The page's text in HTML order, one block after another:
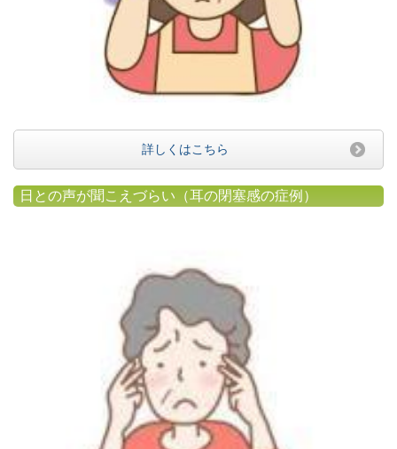
詳しくはこちら
日との声が聞こえづらい（耳の閉塞感の症例）